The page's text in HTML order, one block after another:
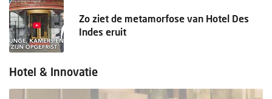
Zo ziet de metamorfose van Hotel Des
Indes eruit
Hotel & Innovatie